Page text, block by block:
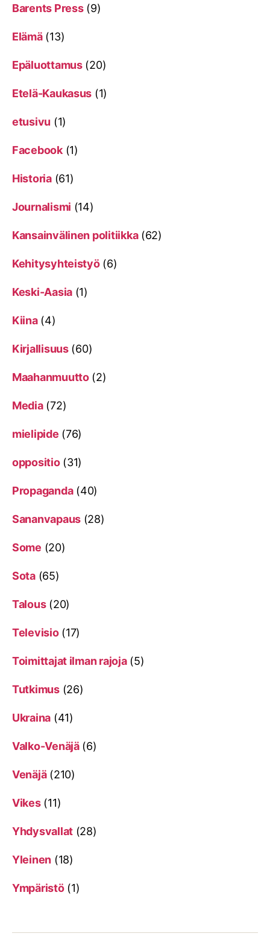
Barents Press(9)
Elämä(13)
Epäluottamus(20)
Etelä-Kaukasus (1)
etusivu (1)
Facebook(1)
Historia(61)
Journalismi (14)
Kansainvälinen politiikka(62)
Kehitysyhteistyö(6)
Keski-Aasia (1)
Kiina(4)
Kirjallisuus(60)
Maahanmuutto(2)
Media(72)
mielipide (76)
oppositio(31)
Propaganda(40)
Sananvapaus (28)
Some (20)
Sota(65)
Talous(20)
Televisio(17)
Toimittajat ilman rajoja(5)
Tutkimus(26)
Ukraina (41)
Valko-Venäjä(6)
Venäjä(210)
Vikes(11)
Yhdysvallat (28)
Yleinen (18)
Ympäristö(1)